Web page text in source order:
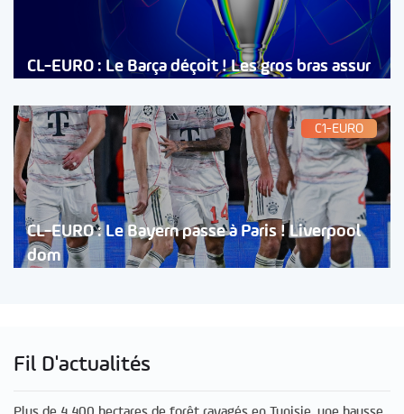
CL-EURO : Le Barça déçoit ! Les gros bras assur
C1-EURO
CL-EURO : Le Bayern passe à Paris ! Liverpool
dom
Fil D'actualités